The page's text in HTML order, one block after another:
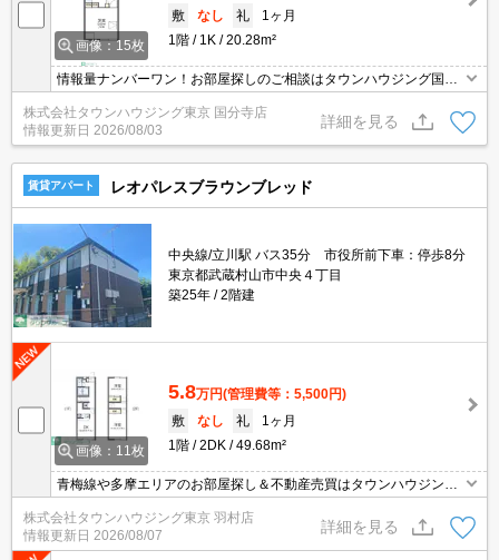
画像：15枚
敷 なし 礼
1ヶ月
1階
1K 20.28m²
情報量ナンバーワン！お部屋探しのご相談はタウンハウジング国分
寺店にお任せを！
株式会社タウンハウジング東京 国分寺店
情報更新日 2026/08/03
詳細を見る
賃貸アパート レオパレスブラウンブレッド
中央線/立川駅 バス35分 市役所前下車：停歩8分
東京都武蔵村山市中央４丁目
築25年
2階建
画像：11枚
5.8万円(管理費等：5,500円)
敷
なし 礼
1ヶ月
1階
2DK 49.68m²
青梅線や多摩エリアのお部屋探し＆不動産売買はタウンハウジング
羽村店にお任せを！ご来店時無料駐車場ご用意あります！
株式会社タウンハウジング東京 羽村店
情報更新日 2026/08/07
詳細を見る